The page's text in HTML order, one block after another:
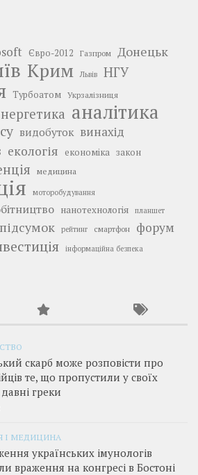
Євро-2012 Газпром Донецьк
Крим Львів
НГУ
Турбоатом Укрзалізниця
аналітика
видобуток винахід
екологія економіка закон
медицина
моторобудування
нанотехнологія планшет
підсумок рейтинг смартфон форум
інформаційна безпека
скарб може розповісти про
те, що пропустили у своїх
греки
І МЕДИЦИНА
українських імунологів
враження на конгресі в Бостоні